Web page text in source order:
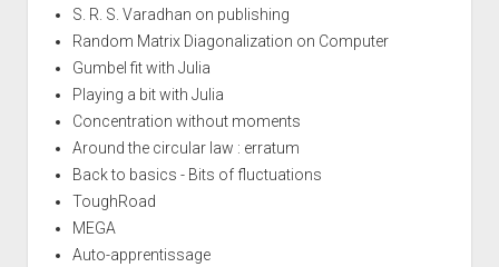
S. R. S. Varadhan on publishing
Random Matrix Diagonalization on Computer
Gumbel fit with Julia
Playing a bit with Julia
Concentration without moments
Around the circular law : erratum
Back to basics - Bits of fluctuations
ToughRoad
MEGA
Auto-apprentissage